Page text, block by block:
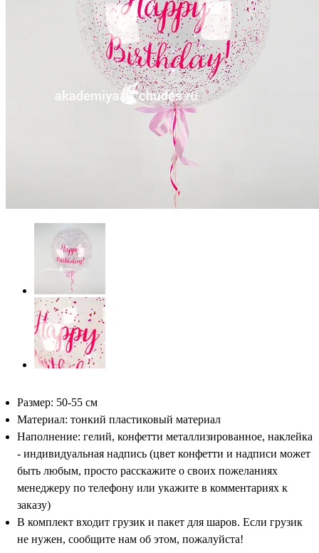
Размер: 50-55 см
Материал: тонкий пластиковый материал
Наполнение: гелий, конфетти металлизированное, наклейка
- индивидуальная надпись (цвет конфетти и надписи может
быть любым, просто расскажите о своих пожеланиях
менеджеру по телефону или укажите в комментариях к
заказу)
В комплект входит грузик и пакет для шаров. Если грузик
не нужен, сообщите нам об этом, пожалуйста!